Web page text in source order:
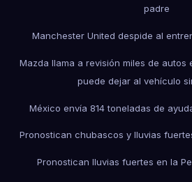
padre
Manchester United despide al
Mazda llama a revisión miles de autos
puede dejar al vehículo
México envía 814 toneladas de
Pronostican chubascos y lluvias
Pronostican lluvias fuertes en la